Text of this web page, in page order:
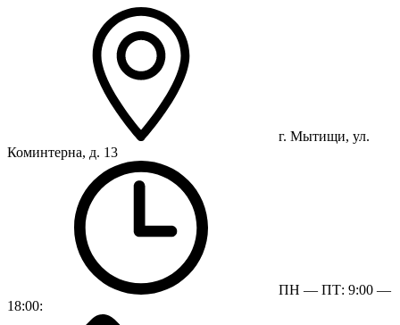
г. Мытищи, ул.
Коминтерна, д. 13
ПН — ПТ: 9:00 —
18:00: